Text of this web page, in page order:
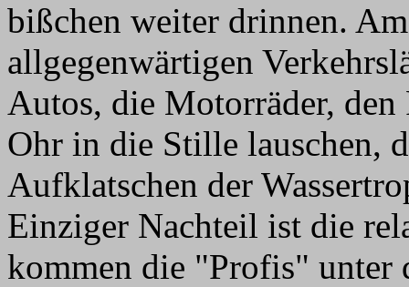
bißchen weiter drinnen.
allgegenwärtigen
Autos, die Motorräder,
Ohr in die Stille lauschen,
Aufklatschen der
Einziger Nachteil ist die
kommen die "Profis" unter